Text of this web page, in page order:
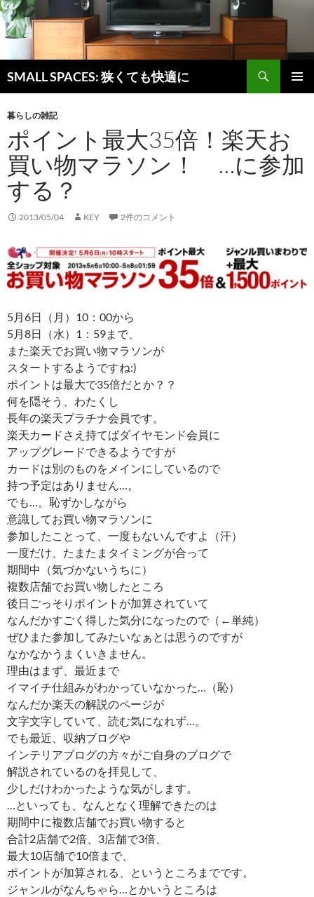
SMALL SPACES: 狭くても快適に
索
テ
ツ
へ
ス
キ
ッ
プ
暮らしの雑記
ポイント最大35倍！楽天お
買い物マラソン！ …に参加
する？
2013/05/04 KEY 2件のコメント
5月6日（月）10：00から
5月8日（水）1：59まで、
また楽天でお買い物マラソンが
スタートするようですね:)
ポイントは最大で35倍だとか？？
何を隠そう、わたくし
長年の楽天プラチナ会員です。
楽天カードさえ持てばダイヤモンド会員に
アップグレードできるようですが
カードは別のものをメインにしているので
持つ予定はありません…。
でも…。恥ずかしながら
意識してお買い物マラソンに
参加したことって、一度もないんですよ（汗）
一度だけ、たまたまタイミングが合って
期間中（気づかないうちに）
複数店舗でお買い物したところ
後日ごっそりポイントが加算されていて
なんだかすごく得した気分になったので（←単純）
ぜひまた参加してみたいなぁとは思うのですが
なかなかうまくいきません。
理由はまず、最近まで
イマイチ仕組みがわかっていなかった…（恥）
なんだか楽天の解説のページが
文字文字していて、読む気になれず…。
でも最近、収納ブログや
インテリアブログの方々がご自身のブログで
解説されているのを拝見して、
少しだけわかったような気がします。
…といっても、なんとなく理解できたのは
期間中に複数店舗でお買い物すると
合計2店舗で2倍、3店舗で3倍、
最大10店舗で10倍まで、
ポイントが加算される、というところまでです。
ジャンルがなんちゃら…とかいうところは